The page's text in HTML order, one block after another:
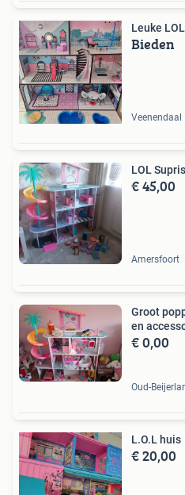
Leuke
Bieden
Veenendaal
LOL
€ 45,00
Amersfoort
Groot
en
€ 0,00
Oud-
L.O.L huis
€ 20,00